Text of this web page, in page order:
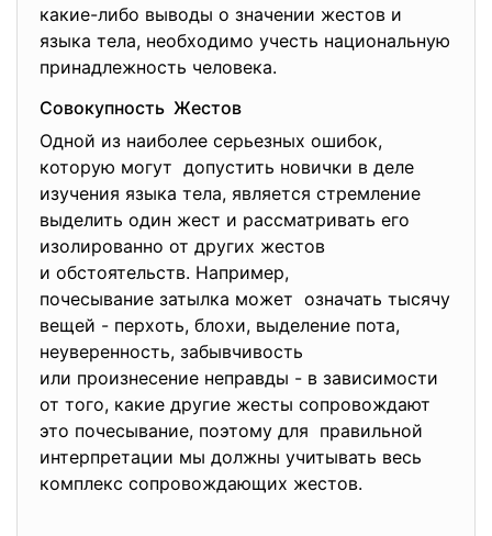
какие-либо выводы о значении жестов и
языка тела, необходимо учесть национальную
принадлежность человека.
Совокупность Жестов
Одной из наиболее серьезных ошибок,
которую могут допустить новички в деле
изучения языка тела, является стремление
выделить один жест и рассматривать его
изолированно от других жестов
и обстоятельств. Например,
почесывание затылка может означать тысячу
вещей - перхоть, блохи, выделение пота,
неуверенность, забывчивость
или произнесение неправды - в зависимости
от того, какие другие жесты сопровождают
это почесывание, поэтому для правильной
интерпретации мы должны учитывать весь
комплекс сопровождающих жестов.